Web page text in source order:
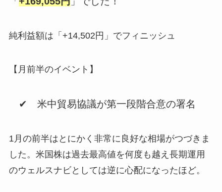
純利益額は「+14,502円」でフィニッシュ
【月前半のイベント】
✔ 米中貿易協議が第一段階合意の署名
1月の前半はとにかく非常に良好な相場がつづきま
した。米国株は過去最高値を何度も越え長期運用
のウェルスナビとしては逆に心配になったほど。